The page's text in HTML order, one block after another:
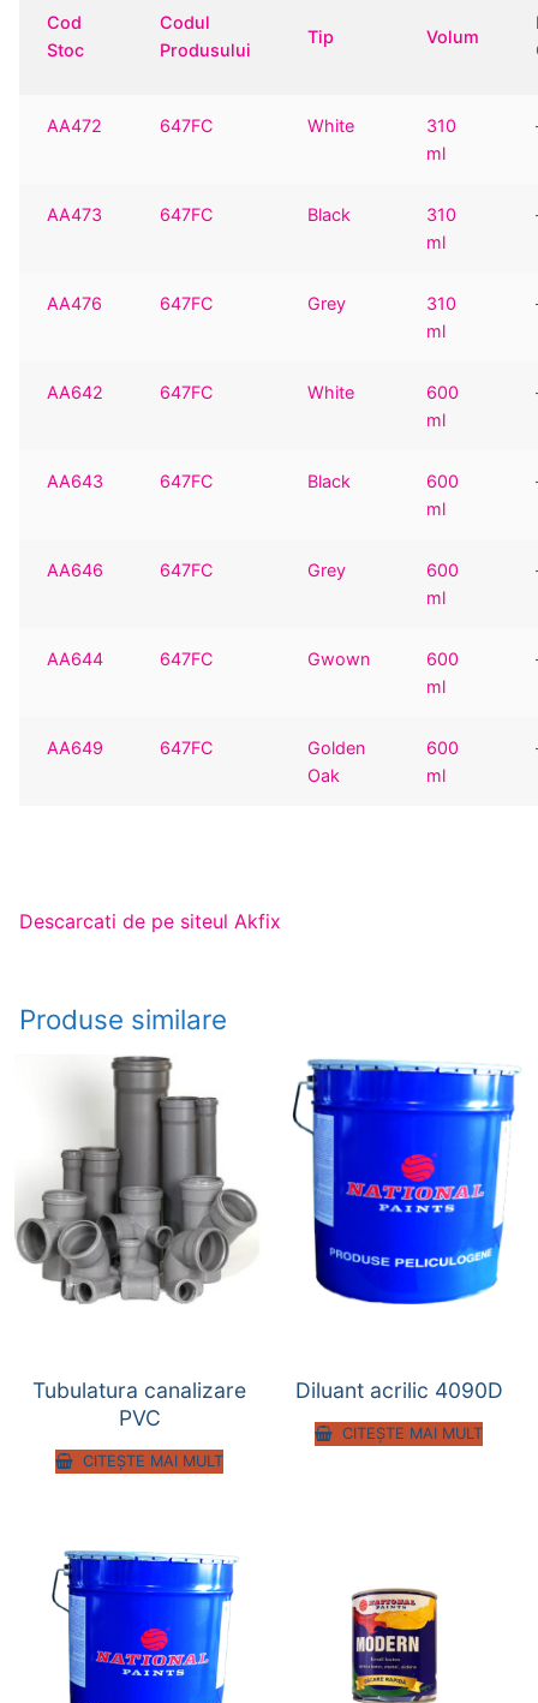
Cod
Stoc
Codul
Produsului
Tip Volum
AA472 647FC White
310
ml
AA473 647FC Black
310
ml
AA476 647FC Grey
310
ml
AA642 647FC White
600
ml
AA643 647FC Black
600
ml
AA646 647FC Grey
600
ml
AA644 647FC Gwown
600
ml
AA649 647FC
Golden
Oak
600
ml
Descarcati de pe siteul Akfix
Produse similare
Tubulatura canalizare
PVC
CITEȘTE MAI MULT
Diluant acrilic 4090D
CITEȘTE MAI MULT